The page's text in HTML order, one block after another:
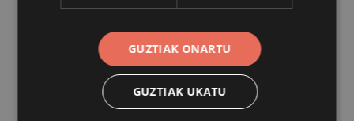
GUZTIAK ONARTU
GUZTIAK UKATU